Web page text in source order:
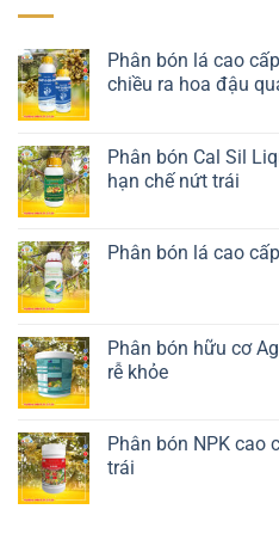
Phân bón lá cao
chiều ra hoa đậu
Phân bón Cal Sil
hạn chế nứt trái
Liên hệ ngay
Phân bón lá cao
Phân bón hữu cơ
rễ khỏe
Phân bón NPK cao
trái